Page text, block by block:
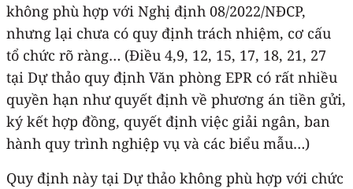
không phù hợp với Nghị định 08/2022/NĐCP,
nhưng lại chưa có quy định trách nhiệm, cơ cấu
tổ chức rõ ràng… (Điều 4,9, 12, 15, 17, 18, 21, 27
tại Dự thảo quy định Văn phòng EPR có rất nhiều
quyền hạn như quyết định về phương án tiền gửi,
ký kết hợp đồng, quyết định việc giải ngân, ban
hành quy trình nghiệp vụ và các biểu mẫu…)
Quy định này tại Dự thảo không phù hợp với chức